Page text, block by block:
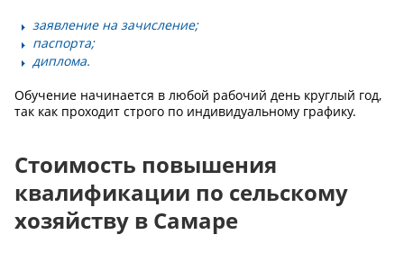
заявление на зачисление;
паспорта;
диплома.
Обучение начинается в любой рабочий день круглый год,
так как проходит строго по индивидуальному графику.
Стоимость повышения
квалификации по сельскому
хозяйству в Самаре